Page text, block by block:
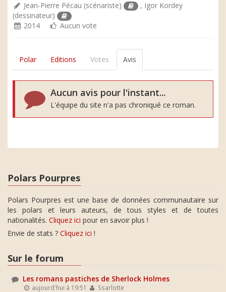
Jean-Pierre Pécau (scénariste) , Igor Kordey
(dessinateur)
2014
Aucun vote
Polar Editions Votes Avis
Aucun avis pour l'instant...
L'équipe du site n'a pas chroniqué ce roman.
Polars Pourpres
Polars Pourpres est une base de données communautaire sur
les polars et leurs auteurs, de tous styles et de toutes
nationalités. Cliquez ici pour en savoir plus !
Envie de stats ? Cliquez ici !
Sur le forum
Les romans pastiches de Sherlock Holmes
aujourd'hui à 19:51 Ssarlotte